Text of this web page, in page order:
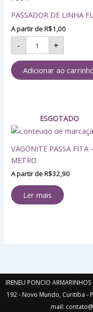
PASSADOR DE LINHA
A partir deR$1,00
-
FLOR
quantidade
+
Adicionar ao
ESGOTADO
VAGONITE PASSA FITA
METRO
A partir deR$32,90
Ler mais
IRENEU PONCIO
192 - Novo Mundo, Curitiba -
mail: